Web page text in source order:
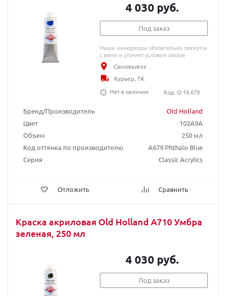
Бренд/Производитель
Old Holland
Цвет
102A9A
Объем
250 мл
Код оттенка по производителю
A679 Phthalo Blue
Серия
Classic Acrylics
Отложить Сравнить
4 030 руб.
Под заказ
Наши менеджеры обязательно свяжутся
с вами и уточнят условия заказа
Самовывоз
Курьер, ТК
Нет в наличии
Код: O-16.679
Краска акриловая Old Holland A710 Умбра
зеленая, 250 мл
4 030 руб.
Под заказ